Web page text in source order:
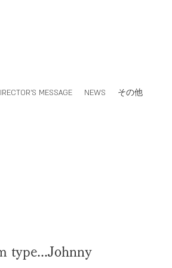
MESSAGE NEWS その他
type...Johnny